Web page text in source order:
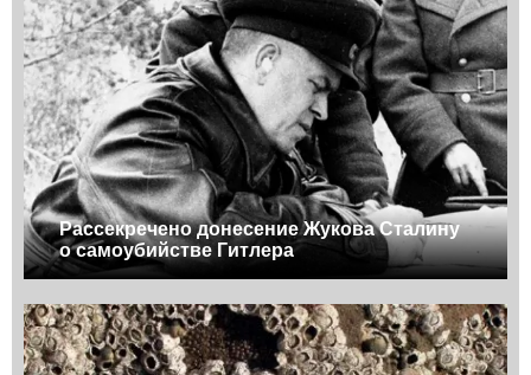
Рассекречено донесение Жукова Сталину
о самоубийстве Гитлера